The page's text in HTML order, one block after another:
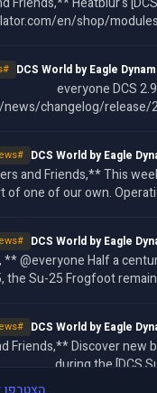
en/shop/
DCS World by Eagle #news-חדשות
@everyone DCS
changelog/release/
DCS World by Eagle #news-חדשות
one of our own.
DCS World by Eagle #news-חדשות
a century after its
the Su-25 Frogfoot
DCS World by Eagle #news-חדשות
during the [DCS
faq/discount/) with